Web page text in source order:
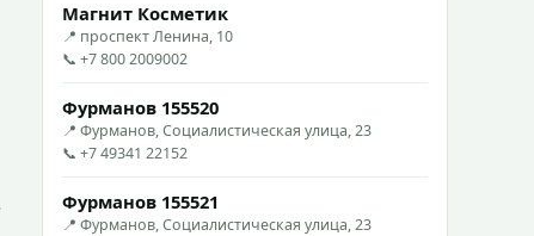
Магнит Косметик
📍 проспект Ленина, 10
📞 +7 800 2009002
Фурманов 155520
📍 Фурманов, Социалистическая улица, 23
📞 +7 49341 22152
Фурманов 155521
📍 Фурманов, Социалистическая улица, 23